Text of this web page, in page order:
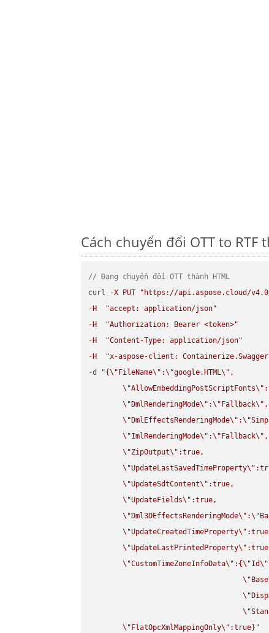
Cách chuyển đổi OTT to
// Đang chuyển đổi OTT thành HTML
curl
-X PUT
"https://api.aspose.cloud/v4.0/
- H
"accept: application/json"
- H
"Authorization: Bearer <token>"
- H
"Content-Type: application/json"
- H
"x-aspose-client:
-d "{\" FileName\" :\"google.HTML\" ,
\"AllowEmbeddingPostScriptFonts\"
\" DmlRenderingMode\" :\" Fallback\" ,
\" DmlEffectsRenderingMode\" :\"
\"ImlRenderingMode\" :\" Fallback\" ,
\"ZipOutput\" :true,
\"UpdateLastSavedTimeProperty\"
\"UpdateSdtContent\" :true,
\"UpdateFields\" :true,
\" Dml3DEffectsRenderingMode\" :\"
\"UpdateCreatedTimeProperty\"
\"UpdateLastPrintedProperty\"
\"CustomTimeZoneInfoData\" :{\"Id\"
\"
\"
\"
\" FlatOpcXmlMappingOnly\" :true}"